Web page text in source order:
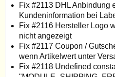
Fix #2113 DHL Anbindung
Kundeninformation bei
Fix #2116 Hersteller Logo
nicht angezeigt
Fix #2117 Coupon /
wenn Artikelwert unter
Fix #2118 Undefined